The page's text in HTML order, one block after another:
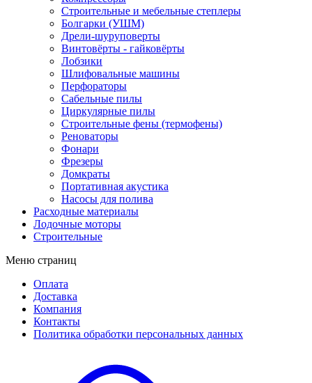
Строительные и мебельные степлеры
Болгарки (УШМ)
Дрели-шуруповерты
Винтовёрты - гайковёрты
Лобзики
Шлифовальные машины
Перфораторы
Сабельные пилы
Циркулярные пилы
Строительные фены (термофены)
Реноваторы
Фонари
Фрезеры
Домкраты
Портативная акустика
Насосы для полива
Расходные материалы
Лодочные моторы
Строительные
Меню страниц
Оплата
Доставка
Компания
Контакты
Политика обработки персональных данных